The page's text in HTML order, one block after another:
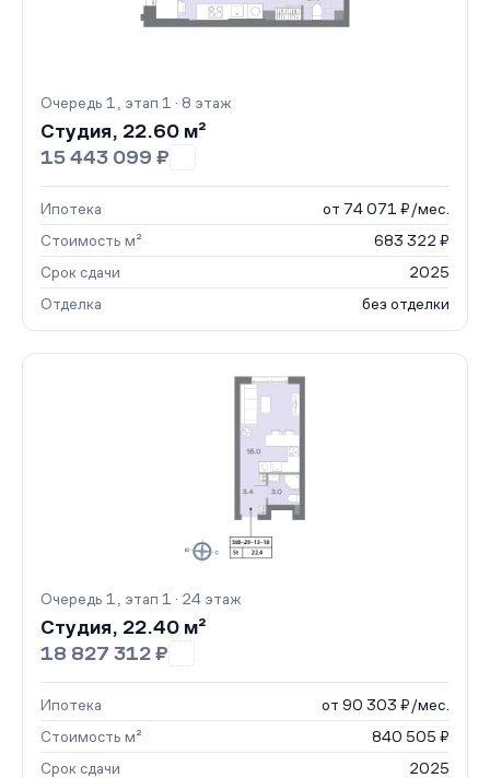
Очередь 1, этап 1 · 8 этаж
Студия, 22.60 м²
15 443 099 ₽
Ипотека
от 74 071 ₽/мес.
Стоимость м²
683 322 ₽
Срок сдачи
2025
Отделка
без отделки
Очередь 1, этап 1 · 24 этаж
Студия, 22.40 м²
18 827 312 ₽
Ипотека
от 90 303 ₽/мес.
Стоимость м²
840 505 ₽
Срок сдачи
2025